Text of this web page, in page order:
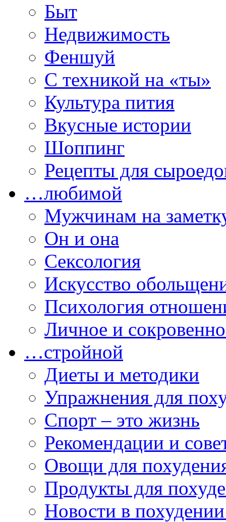
Быт
Недвижимость
Феншуй
С техникой на «ты»
Культура пития
Вкусные истории
Шоппинг
Рецепты для
…любимой
Мужчинам на
Он и она
Сексология
Искусство
Психология
Личное и
…стройной
Диеты и методики
Упражнения для
Спорт – это жизнь
Рекомендации и
Овощи для
Продукты для
Новости в